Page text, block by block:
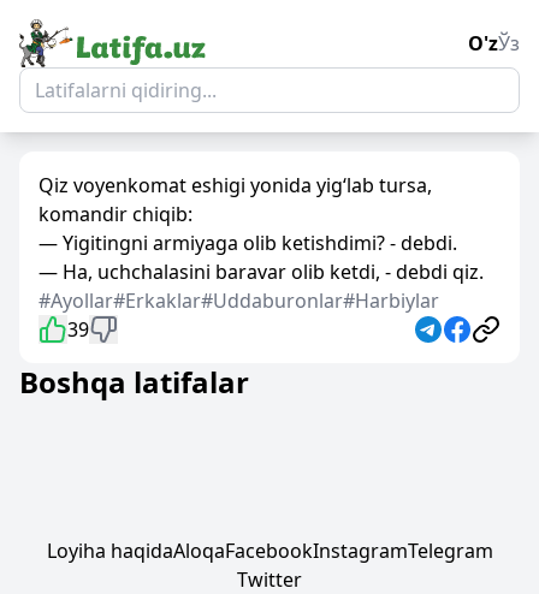
O'zЎз
Qiz voyenkomat eshigi yonida yig‘lab tursa,
komandir chiqib:
— Yigitingni armiyaga olib ketishdimi? - debdi.
— Ha, uchchalasini baravar olib ketdi, - debdi qiz.
#Ayollar#Erkaklar#Uddaburonlar#Harbiylar
39
Boshqa latifalar
Loyiha haqidaAloqaFacebookInstagramTelegram
Twitter